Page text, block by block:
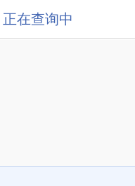
正在查询中